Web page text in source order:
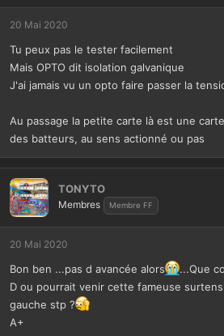
20 Mai 2020
Tu peux pas le tester facilement
Mais OPTO dit isolation galvanique
J'ai jamais vu un opto faire passer la
Au passage la petite carte là est une
des batteurs, au sens actionné ou pas
TONYTO
Membres Membre FF
20 Mai 2020
Bon ben ...pas d avancée alors
...Que
D ou pourrait venir cette fameuse
gauche stp ?
A+